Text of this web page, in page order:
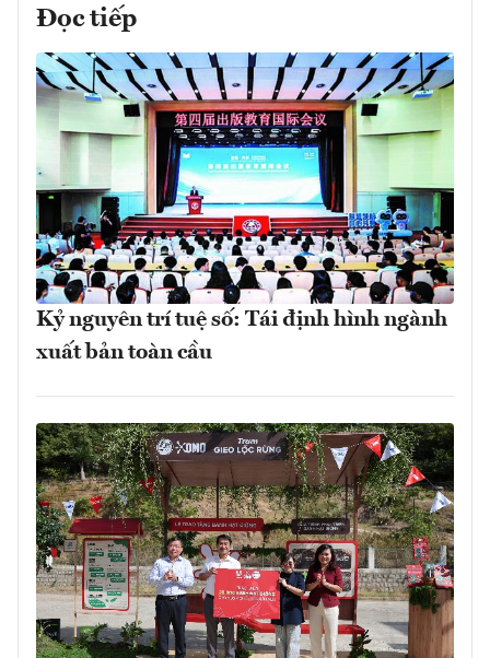
Đọc tiếp
Kỷ nguyên trí tuệ số: Tái định hình ngành
xuất bản toàn cầu